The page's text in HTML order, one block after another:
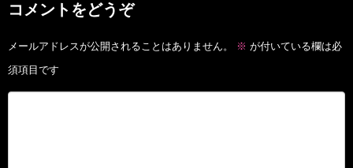
コメントをどうぞ
メールアドレスが公開されることはありません。 ※ が付いている欄は必
須項目です